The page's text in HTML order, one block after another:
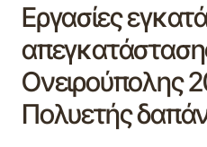
Εργασίες
Ονειρούπολης
Πολυετής